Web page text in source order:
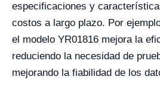
especificaciones y
costos a largo plazo. Por
el modelo YR01816 mejora la
reduciendo la necesidad de
mejorando la fiabilidad de los